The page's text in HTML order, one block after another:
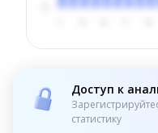
Доступ к
статистику